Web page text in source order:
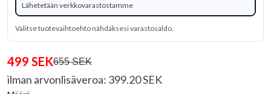
Lähetetään verkkovarastostamme
Valitse tuotevaihtoehto nähdäksesi varastosaldo.
499 SEK655 SEK
ilman arvonlisäveroa: 399.20 SEK